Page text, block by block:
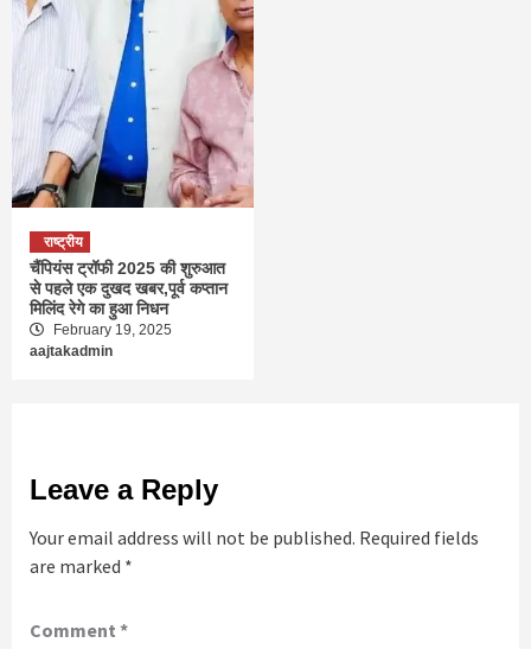
राष्ट्रीय
चैंपियंस ट्रॉफी 2025 की शुरुआत
से पहले एक दुखद खबर,पूर्व कप्तान
मिलिंद रेगे का हुआ निधन
February 19, 2025
aajtakadmin
Leave a Reply
Your email address will not be published. Required fields
are marked *
Comment *